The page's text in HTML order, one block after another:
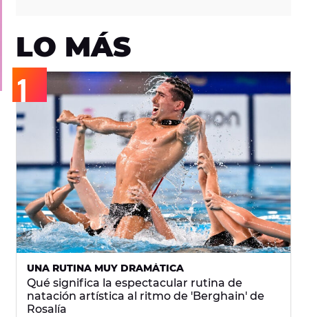
LO MÁS
UNA RUTINA MUY DRAMÁTICA
Qué significa la espectacular rutina de
natación artística al ritmo de 'Berghain' de
Rosalía